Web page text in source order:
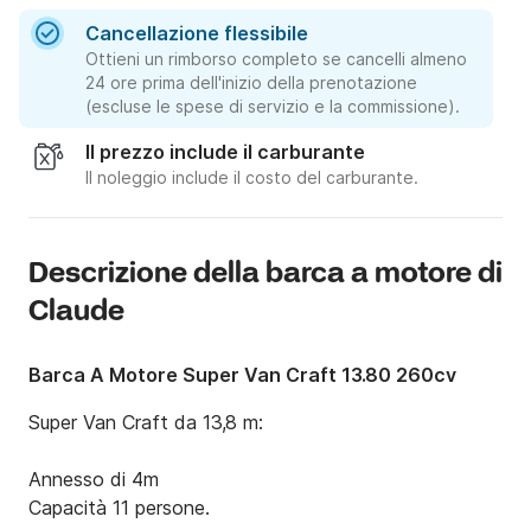
Cancellazione flessibile
Ottieni un rimborso completo se cancelli almeno
24 ore prima dell'inizio della prenotazione
(escluse le spese di servizio e la commissione).
Il prezzo include il carburante
Il noleggio include il costo del carburante.
Descrizione della barca a motore di
Claude
Barca A Motore Super Van Craft 13.80 260cv
Super Van Craft da 13,8 m:
Annesso di 4m
Capacità 11 persone.